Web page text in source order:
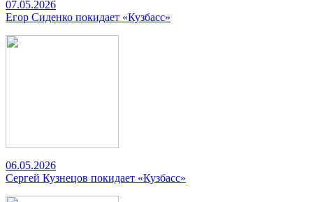
07.05.2026
Егор Сиденко покидает «Кузбасс»
06.05.2026
Сергей Кузнецов покидает «Кузбасс»